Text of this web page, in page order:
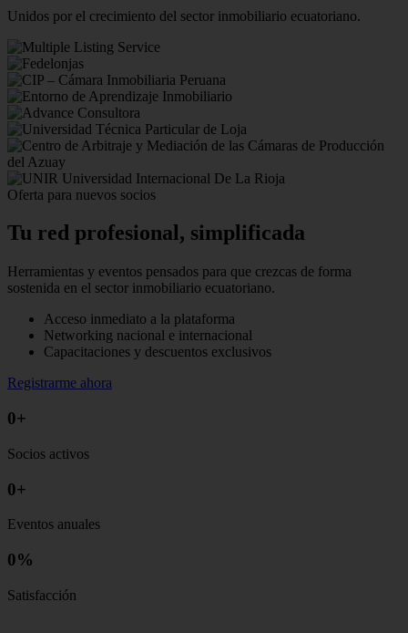
Unidos por el crecimiento del sector inmobiliario ecuatoriano.
Oferta para nuevos socios
Tu red profesional, simplificada
Herramientas y eventos pensados para que crezcas de forma
sostenida en el sector inmobiliario ecuatoriano.
Acceso inmediato a la plataforma
Networking nacional e internacional
Capacitaciones y descuentos exclusivos
Registrarme ahora
0+
Socios activos
0+
Eventos anuales
0%
Satisfacción